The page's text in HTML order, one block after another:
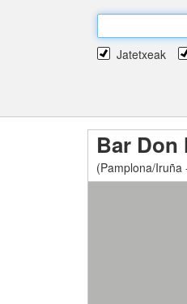
Jatetxeak
Bar Don
(Pamplona/Iruña